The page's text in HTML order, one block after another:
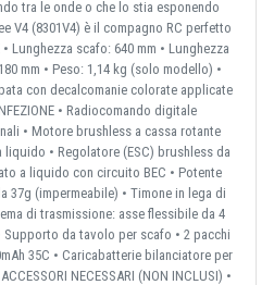
tra le onde o che lo stia esponendo
V4 (8301V4) è il compagno RC perfetto
• Lunghezza scafo: 640 mm • Lunghezza
mm • Peso: 1,14 kg (solo modello) •
con decalcomanie colorate applicate
• Radiocomando digitale
• Motore brushless a cassa rotante
• Regolatore (ESC) brushless da
a liquido con circuito BEC • Potente
37g (impermeabile) • Timone in lega di
di trasmissione: asse flessibile da 4
Supporto da tavolo per scafo • 2 pacchi
35C • Caricabatterie bilanciatore per
NECESSARI (NON INCLUSI) •